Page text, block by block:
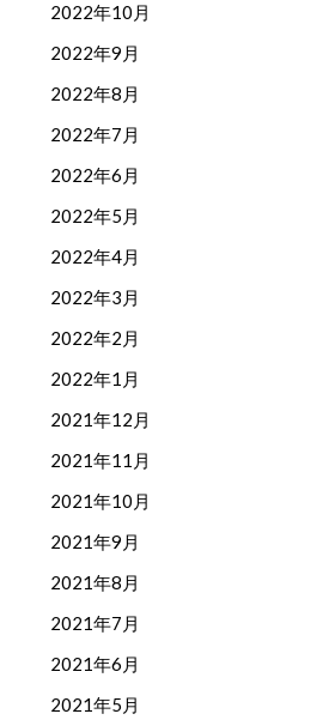
2022年10月
2022年9月
2022年8月
2022年7月
2022年6月
2022年5月
2022年4月
2022年3月
2022年2月
2022年1月
2021年12月
2021年11月
2021年10月
2021年9月
2021年8月
2021年7月
2021年6月
2021年5月